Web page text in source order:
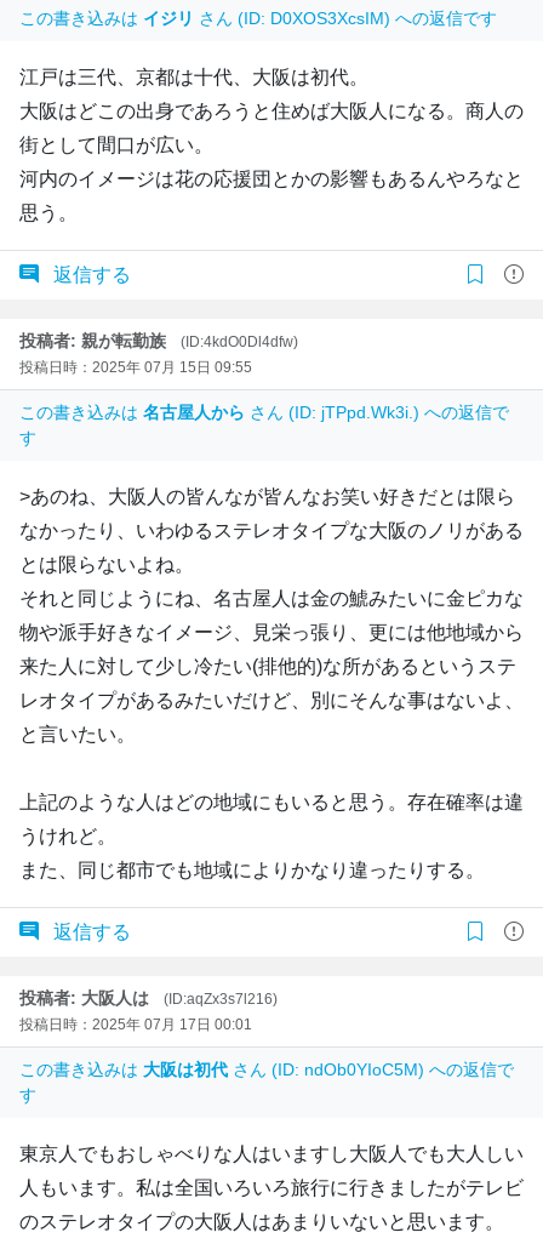
この書き込みは イジリ さん (ID: D0XOS3XcsIM) への返信です
江戸は三代、京都は十代、大阪は初代。
大阪はどこの出身であろうと住めば大阪人になる。商人の
街として間口が広い。
河内のイメージは花の応援団とかの影響もあるんやろなと
思う。
返信する
投稿者: 親が転勤族
(ID:4kdO0Dl4dfw)
投稿日時：2025年 07月 15日 09:55
この書き込みは 名古屋人から さん (ID: jTPpd.Wk3i.) への返信で
す
>あのね、大阪人の皆んなが皆んなお笑い好きだとは限ら
なかったり、いわゆるステレオタイプな大阪のノリがある
とは限らないよね。
それと同じようにね、名古屋人は金の鯱みたいに金ピカな
物や派手好きなイメージ、見栄っ張り、更には他地域から
来た人に対して少し冷たい(排他的)な所があるというステ
レオタイプがあるみたいだけど、別にそんな事はないよ、
と言いたい。
上記のような人はどの地域にもいると思う。存在確率は違
うけれど。
また、同じ都市でも地域によりかなり違ったりする。
返信する
投稿者: 大阪人は
(ID:aqZx3s7l216)
投稿日時：2025年 07月 17日 00:01
この書き込みは 大阪は初代 さん (ID: ndOb0YIoC5M) への返信で
す
東京人でもおしゃべりな人はいますし大阪人でも大人しい
人もいます。私は全国いろいろ旅行に行きましたがテレビ
のステレオタイプの大阪人はあまりいないと思います。